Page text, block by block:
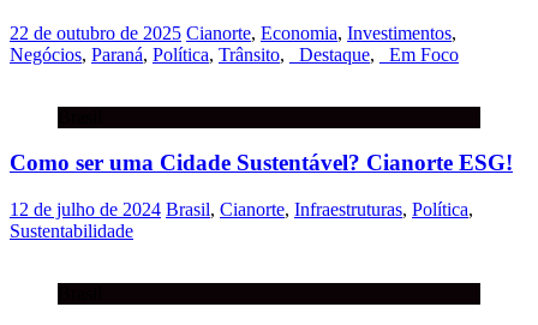
22 de outubro de 2025 Cianorte, Economia, Investimentos,
Negócios, Paraná, Política, Trânsito, _Destaque, _Em Foco
Como ser uma Cidade Sustentável? Cianorte ESG!
12 de julho de 2024 Brasil, Cianorte, Infraestruturas, Política,
Sustentabilidade